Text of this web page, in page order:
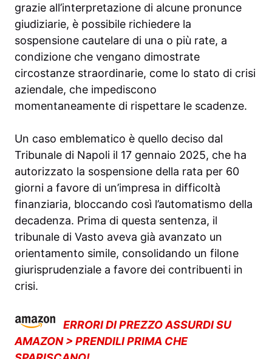
grazie all’interpretazione di alcune pronunce
giudiziarie, è possibile richiedere la
sospensione cautelare di una o più rate, a
condizione che vengano dimostrate
circostanze straordinarie, come lo stato di crisi
aziendale, che impediscono
momentaneamente di rispettare le scadenze.
Un caso emblematico è quello deciso dal
Tribunale di Napoli il 17 gennaio 2025, che ha
autorizzato la sospensione della rata per 60
giorni a favore di un’impresa in difficoltà
finanziaria, bloccando così l’automatismo della
decadenza. Prima di questa sentenza, il
tribunale di Vasto aveva già avanzato un
orientamento simile, consolidando un filone
giurisprudenziale a favore dei contribuenti in
crisi.
ERRORI DI PREZZO ASSURDI SU
AMAZON > PRENDILI PRIMA CHE